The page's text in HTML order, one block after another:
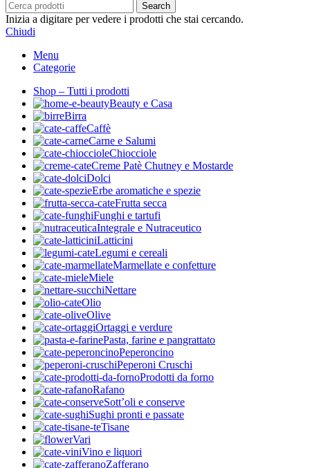
Search
Inizia a digitare per vedere i prodotti che stai cercando.
Chiudi
Menu
Categorie
Shop – Tutti i prodotti
Beauty e Casa
Birra
Caffè
Carne e Salumi
Chiocciole
Creme Patè Chutney e Mostarde
Dolci
Erbe aromatiche e spezie
Frutta secca
Funghi e tartufi
Integrale e Nutraceutico
Latticini
Legumi e cereali
Marmellate e confetture
Miele
Nettare
Olio
Olive
Ortaggi e verdure
Pasta, farine e pangrattato
Peperoncino
Peperoni Cruschi
Prodotti da forno
Rafano
Sott’oli e conserve
Sughi pronti e passate
Tisane
Vari
Vino e liquori
Zafferano